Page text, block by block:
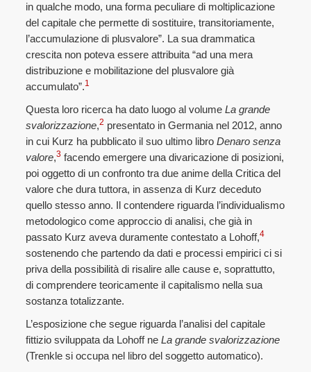
in qualche modo, una forma peculiare di moltiplicazione
del capitale che permette di sostituire, transitoriamente,
l’accumulazione di plusvalore”. La sua drammatica
crescita non poteva essere attribuita “ad una mera
distribuzione e mobilitazione del plusvalore già
accumulato”.1
Questa loro ricerca ha dato luogo al volumeLa grande
svalorizzazione,2 presentato in Germania nel 2012, anno
in cui Kurz ha pubblicato il suo ultimo libroDenaro senza
valore,3 facendo emergere una divaricazione di posizioni,
poi oggetto di un confronto tra due anime della Critica del
valore che dura tuttora, in assenza di Kurz deceduto
quello stesso anno. Il contendere riguarda l’individualismo
metodologico come approccio di analisi, che già in
passato Kurz aveva duramente contestato a Lohoff,4
sostenendo che partendo da dati e processi empirici ci si
priva della possibilità di risalire alle cause e, soprattutto,
di comprendere teoricamente il capitalismo nella sua
sostanza totalizzante.
L’esposizione che segue riguarda l’analisi del capitale
fittizio sviluppata da Lohoff neLa grande svalorizzazione
(Trenkle si occupa nel libro del soggetto automatico).